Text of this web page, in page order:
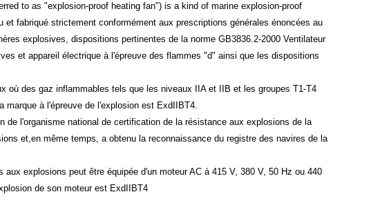
to as "explosion-proof heating fan") is a kind of marine explosion-proof
fabriqué strictement conformément aux prescriptions générales énoncées au
explosives, dispositions pertinentes de la norme GB3836.2-2000 Ventilateur
et appareil électrique à l'épreuve des flammes "d" ainsi que les dispositions
où des gaz inflammables tels que les niveaux IIA et IIB et les groupes T1-T4
marque à l'épreuve de l'explosion est ExdIIBT4.
l'organisme national de certification de la résistance aux explosions de la
et,en même temps, a obtenu la reconnaissance du registre des navires de la
explosions peut être équipée d'un moteur AC à 415 V, 380 V, 50 Hz ou 440
de son moteur est ExdIIBT4